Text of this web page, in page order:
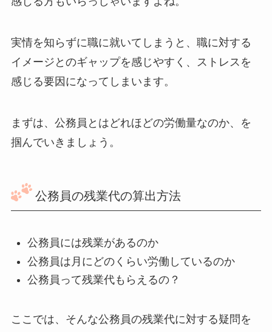
実情を知らずに職に就いてしまうと、職に対する
イメージとのギャップを感じやすく、ストレスを
感じる要因になってしまいます。
まずは、公務員とはどれほどの労働量なのか、を
掴んでいきましょう。
公務員の残業代の算出方法
公務員には残業があるのか
公務員は月にどのくらい労働しているのか
公務員って残業代もらえるの？
ここでは、そんな公務員の残業代に対する疑問を